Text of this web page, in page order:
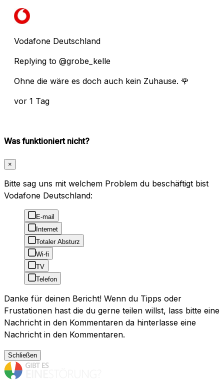
Vodafone Deutschland
Replying to @grobe_kelle
Ohne die wäre es doch auch kein Zuhause. 🌹
vor 1 Tag
Was funktioniert nicht?
×
Bitte sag uns mit welchem Problem du beschäftigt bist
Vodafone Deutschland:
E-mail
Internet
Totaler Absturz
Wi-fi
TV
Telefon
Danke für deinen Bericht! Wenn du Tipps oder
Frustationen hast die du gerne teilen willst, lass bitte eine
Nachricht in den Kommentaren da hinterlasse eine
Nachricht in den Kommentaren.
Schließen